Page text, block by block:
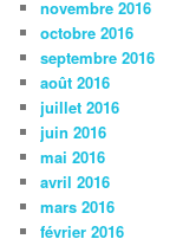
novembre 2016
octobre 2016
septembre 2016
août 2016
juillet 2016
juin 2016
mai 2016
avril 2016
mars 2016
février 2016